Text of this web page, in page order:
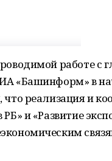
работе
«Башинформ» в
что реализация и
РБ» и «Развитие